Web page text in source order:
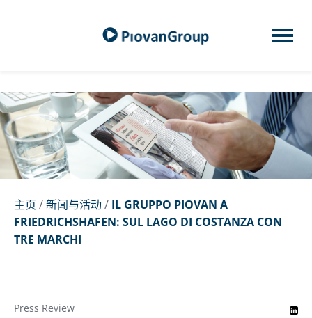
主页 /新闻与活动/ IL GRUPPO PIOVAN A
FRIEDRICHSHAFEN: SUL LAGO DI COSTANZA CON
TRE MARCHI
Press Review